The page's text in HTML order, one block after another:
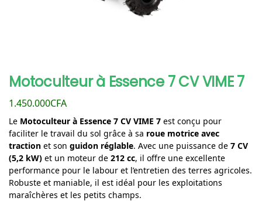
Motoculteur à Essence 7 CV VIME 7
1.450.000CFA
Le Motoculteur à Essence 7 CV VIME 7 est conçu pour
faciliter le travail du sol grâce à sa roue motrice avec
traction et son guidon réglable. Avec une puissance de 7 CV
(5,2 kW) et un moteur de 212 cc, il offre une excellente
performance pour le labour et l’entretien des terres agricoles.
Robuste et maniable, il est idéal pour les exploitations
maraîchères et les petits champs.